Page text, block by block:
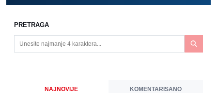
PRETRAGA
NAJNOVIJE KOMENTARISANO